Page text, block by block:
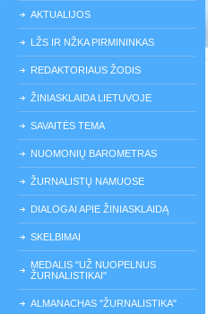
AKTUALIJOS
LŽS IR NŽKA PIRMININKAS
REDAKTORIAUS ŽODIS
ŽINIASKLAIDA LIETUVOJE
SAVAITĖS TEMA
NUOMONIŲ BAROMETRAS
ŽURNALISTŲ NAMUOSE
DIALOGAI APIE ŽINIASKLAIDĄ
SKELBIMAI
MEDALIS "UŽ NUOPELNUS
ŽURNALISTIKAI"
ALMANACHAS "ŽURNALISTIKA"